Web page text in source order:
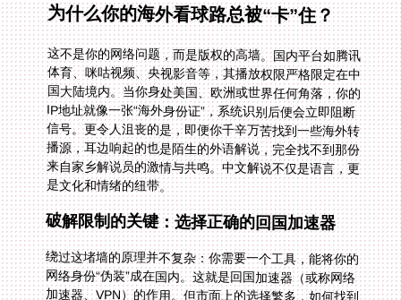
为什么你的海外看球路总被“卡”住？
这不是你的网络问题，而是版权的高墙。国内平台如腾讯
体育、咪咕视频、央视影音等，其播放权限严格限定在中
国大陆境内。当你身处美国、欧洲或世界任何角落，你的
IP地址就像一张“海外身份证”，系统识别后便会立即阻断
信号。更令人沮丧的是，即便你千辛万苦找到一些海外转
播源，耳边响起的也是陌生的外语解说，完全找不到那份
来自家乡解说员的激情与共鸣。中文解说不仅是语言，更
是文化和情绪的纽带。
破解限制的关键：选择正确的回国加速器
绕过这堵墙的原理并不复杂：你需要一个工具，能将你的
网络身份“伪装”成在国内。这就是回国加速器（或称网络
加速器、VPN）的作用。但市面上的选择繁多，如何找到
最适合看球的那一个？你需要关注几个核心功能。首先，
全球节点分布和智能线路推荐是基础。一款优秀的加速器
应拥有覆盖广泛的国内服务器节点，并能根据你的实时网
络状况，智能推荐最优、最稳定的连接线路，确保在比赛